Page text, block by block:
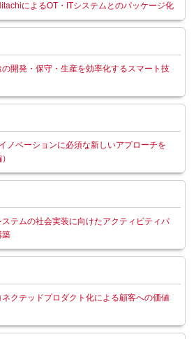
によるOT・ITシステムとのパッケージ化
開発・保守・生産を効率化するスマート技
イノベーションに必須な新しいアプローチを
テムの社会実装に向けたアクティビティパ
築
クテッドプロダクト化による顧客への価値